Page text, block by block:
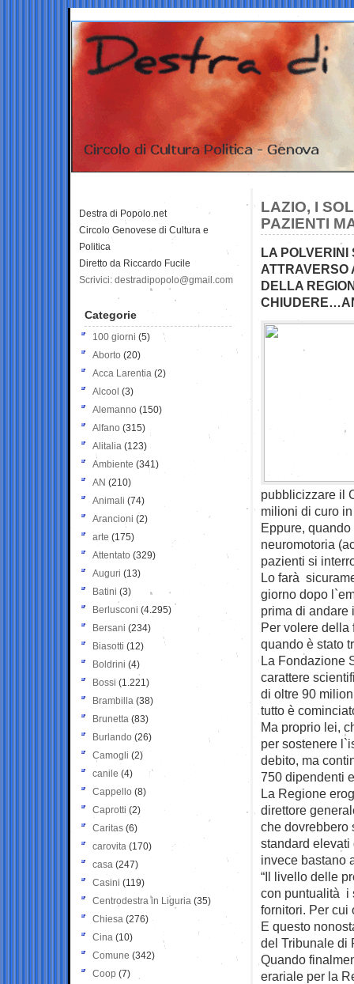
LAZIO, I
PAZIENTI
LA POLVERINI
ATTRAVERSO
DELLA
pubblicizzare il
milioni di curo
Eppure,
neuromotoria
pazienti si
Lo farà
giorno dopo
prima di andare
Per volere della
quando è stato
La Fondazione
carattere
di oltre 90
tutto è
Ma proprio lei,
per sostenere
debito, ma
750 dipendenti
La Regione
direttore
che dovrebbero
standard
invece bastano
“Il livello delle
con puntualità i
fornitori. Per cui
E questo
del Tribunale di
Quando
erariale per la
Destra di Popolo.net
Circolo Genovese di Cultura e
Politica
Diretto da Riccardo Fucile
Scrivici: destradipopolo@gmail.com
Categorie
100 giorni (5)
Aborto (20)
Acca Larentia (2)
Alcool (3)
Alemanno (150)
Alfano (315)
Alitalia (123)
Ambiente (341)
AN (210)
Animali (74)
Arancioni (2)
arte (175)
Attentato (329)
Auguri (13)
Batini (3)
Berlusconi (4.295)
Bersani (234)
Biasotti (12)
Boldrini (4)
Bossi (1.221)
Brambilla (38)
Brunetta (83)
Burlando (26)
Camogli (2)
canile (4)
Cappello (8)
Caprotti (2)
Caritas (6)
carovita (170)
casa (247)
Casini (119)
Centrodestra in Liguria (35)
Chiesa (276)
Cina (10)
Comune (342)
Coop (7)